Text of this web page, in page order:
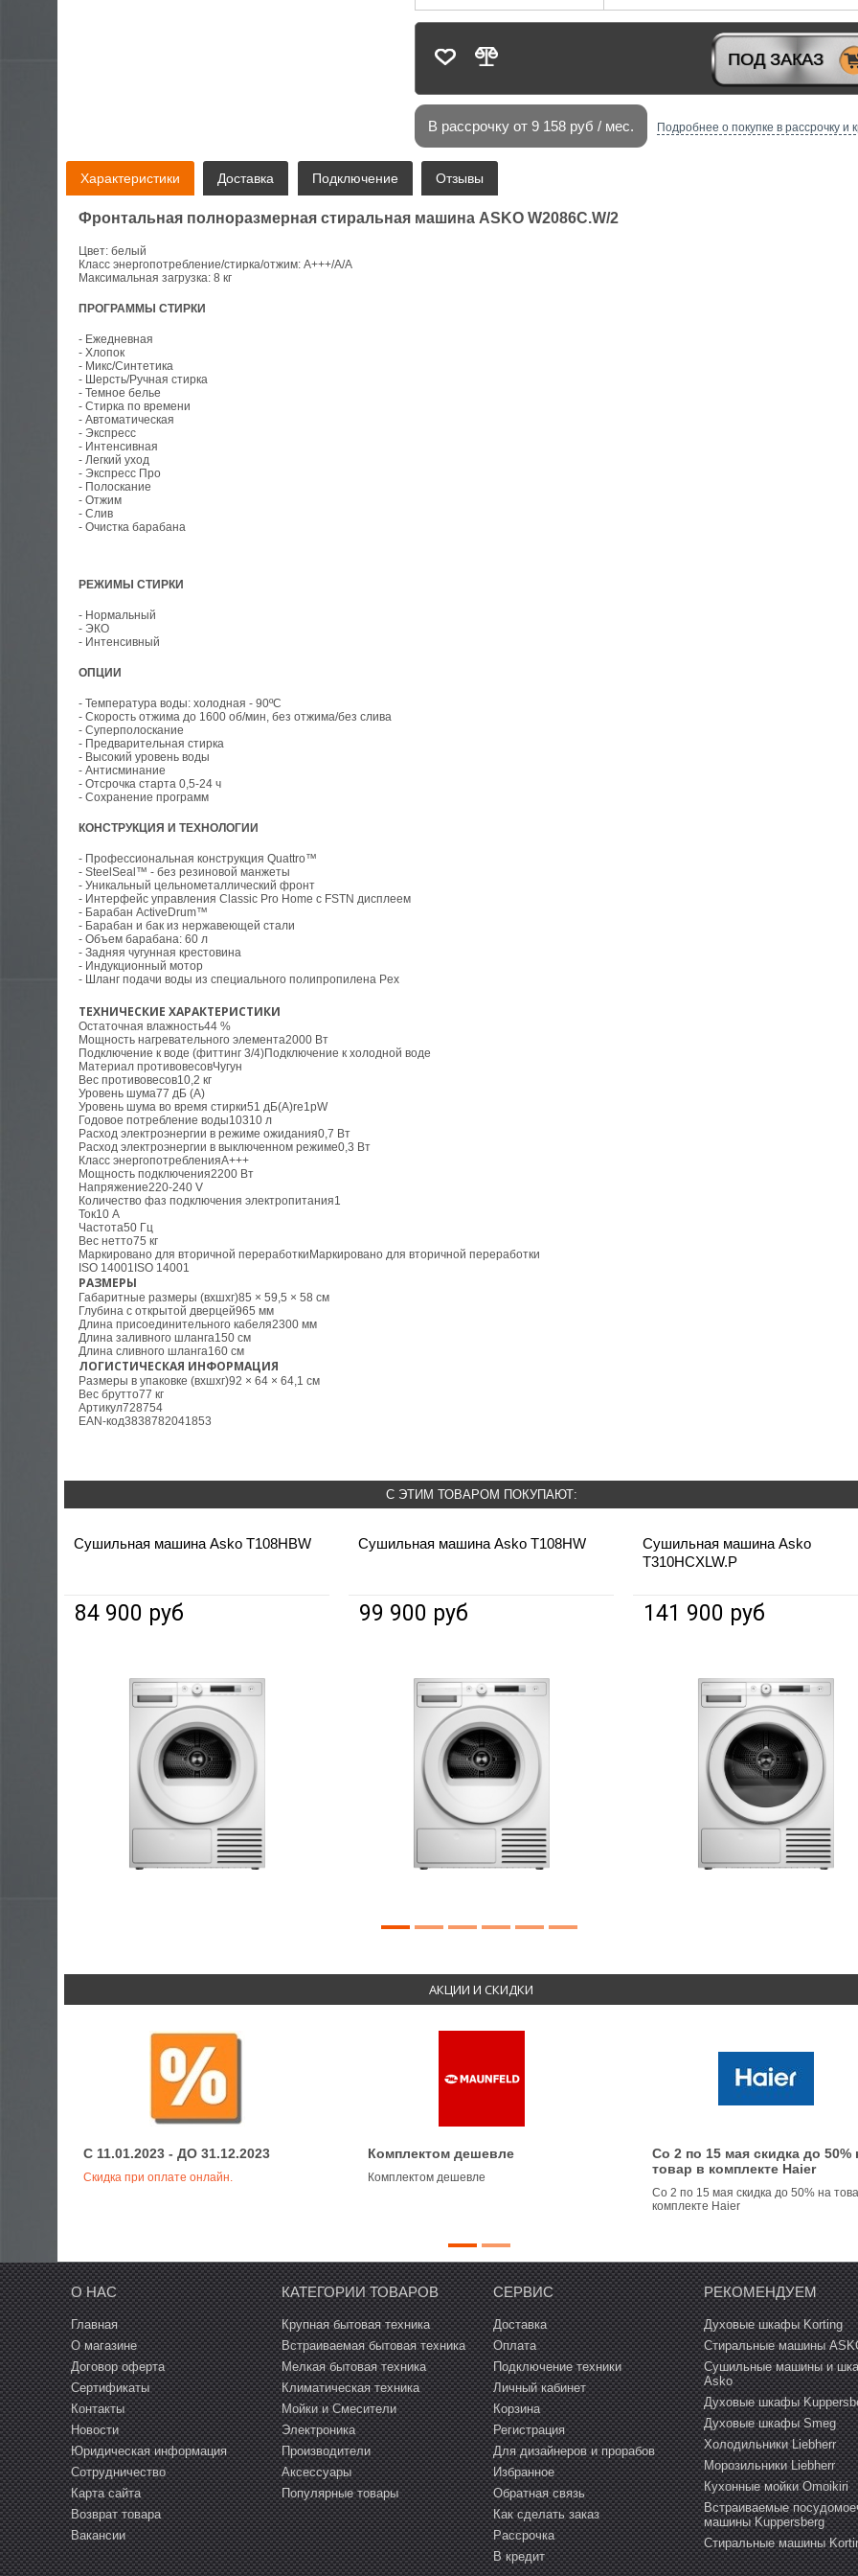
ПОД ЗАКАЗ
В рассрочку от 9 158 руб / мес. Подробнее о покупке в рассрочку и
Характеристики Доставка Подключение Отзывы
Фронтальная полноразмерная стиральная машина ASKO W2086С.W/2
Цвет: белый
Класс энергопотребление/стирка/отжим: А+++/А/A
Максимальная загрузка: 8 кг
ПРОГРАММЫ СТИРКИ
- Ежедневная
- Хлопок
- Микс/Синтетика
- Шерсть/Ручная стирка
- Темное белье
- Стирка по времени
- Автоматическая
- Экспресс
- Интенсивная
- Легкий уход
- Экспресс Про
- Полоскание
- Отжим
- Слив
- Очистка барабана
РЕЖИМЫ СТИРКИ
- Нормальный
- ЭКО
- Интенсивный
ОПЦИИ
- Температура воды: холодная - 90ºC
- Скорость отжима до 1600 об/мин, без отжима/без слива
- Суперполоскание
- Предварительная стирка
- Высокий уровень воды
- Антисминание
- Отсрочка старта 0,5-24 ч
- Сохранение программ
КОНСТРУКЦИЯ И ТЕХНОЛОГИИ
- Профессиональная конструкция Quattro™
- SteelSeal™ - без резиновой манжеты
- Уникальный цельнометаллический фронт
- Интерфейс управления Classic Pro Home с FSTN дисплеем
- Барабан ActiveDrum™
- Барабан и бак из нержавеющей стали
- Объем барабана: 60 л
- Задняя чугунная крестовина
- Индукционный мотор
- Шланг подачи воды из специального полипропилена Pex
ТЕХНИЧЕСКИЕ ХАРАКТЕРИСТИКИ
Остаточная влажность44 %
Мощность нагревательного элемента2000 Вт
Подключение к воде (фиттинг 3/4)Подключение к холодной воде
Материал противовесовЧугун
Вес противовесов10,2 кг
Уровень шума77 дБ (А)
Уровень шума во время стирки51 дБ(А)re1pW
Годовое потребление воды10310 л
Расход электроэнергии в режиме ожидания0,7 Вт
Расход электроэнергии в выключенном режиме0,3 Вт
Класс энергопотребленияА+++
Мощность подключения2200 Вт
Напряжение220-240 V
Количество фаз подключения электропитания1
Ток10 А
Частота50 Гц
Вес нетто75 кг
Маркировано для вторичной переработкиМаркировано для вторичной переработки
ISO 14001 ISO 14001
РАЗМЕРЫ
Габаритные размеры (вхшхг)85 × 59,5 × 58 см
Глубина с открытой дверцей965 мм
Длина присоединительного кабеля2300 мм
Длина заливного шланга150 см
Длина сливного шланга160 см
ЛОГИСТИЧЕСКАЯ ИНФОРМАЦИЯ
Размеры в упаковке (вхшхг)92 × 64 × 64,1 см
Вес брутто77 кг
Артикул728754
ЕАN-код3838782041853
С ЭТИМ ТОВАРОМ ПОКУПАЮТ:
Сушильная машина Asko T108HBW
84 900 руб
Сушильная машина Asko T108HW
99 900 руб
Сушильная машина Asko
T310HCXLW.P
141 900 руб
АКЦИИ И СКИДКИ
C 11.01.2023 - ДО 31.12.2023
Скидка при оплате онлайн.
Комплектом дешевле
Комплектом дешевле
Со 2 по 15 мая скидка до 50%
товар в комплекте Haier
Со 2 по 15 мая скидка до 50% на
комплекте Haier
О НАС
Главная
О магазине
Договор оферта
Сертификаты
Контакты
Новости
Юридическая информация
Сотрудничество
Карта сайта
Возврат товара
Вакансии
КАТЕГОРИИ ТОВАРОВ
Крупная бытовая техника
Встраиваемая бытовая техника
Мелкая бытовая техника
Климатическая техника
Мойки и Смесители
Электроника
Производители
Аксессуары
Популярные товары
СЕРВИС
Доставка
Оплата
Подключение техники
Личный кабинет
Корзина
Регистрация
Для дизайнеров и прорабов
Избранное
Обратная связь
Как сделать заказ
Рассрочка
В кредит
РЕКОМЕНДУЕМ
Духовые шкафы Korting
Стиральные машины
Сушильные машины и
Asko
Духовые шкафы
Духовые шкафы Smeg
Холодильники Liebherr
Морозильники Liebherr
Кухонные мойки Omoikiri
Встраиваемые
машины Kuppersberg
Cтиральные машины